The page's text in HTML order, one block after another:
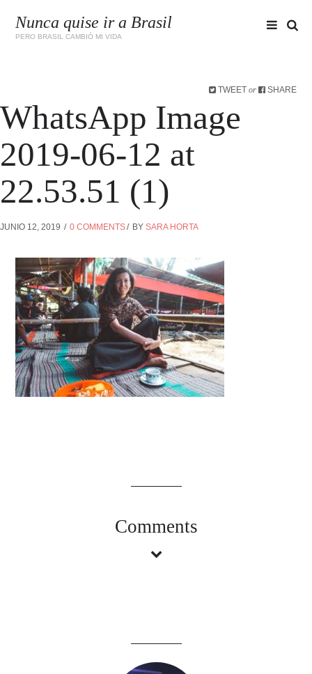
Nunca quise ir a Brasil
PERO BRASIL CAMBIÓ MI VIDA
TWEET or SHARE
WhatsApp Image
2019-06-12 at
22.53.51 (1)
JUNIO 12, 2019 0 COMMENTS BY SARA HORTA
Comments